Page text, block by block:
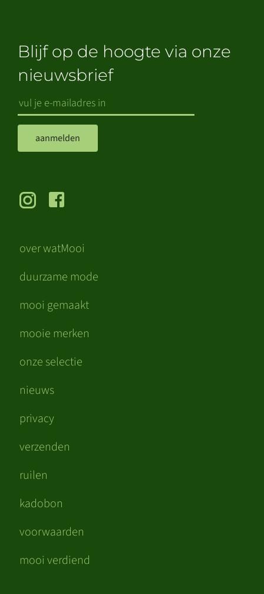
over watMooi
duurzame mode
mooi gemaakt
mooie merken
onze selectie
nieuws
privacy
verzenden
ruilen
kadobon
voorwaarden
mooi verdiend
Blijf op de hoogte via onze
nieuwsbrief
aanmelden